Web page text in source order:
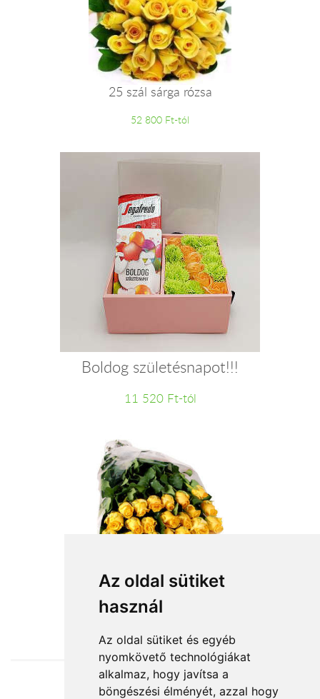
Az oldal sütiket
használ
Az oldal sütiket és egyéb
nyomkövető technológiákat
alkalmaz, hogy javítsa a
böngészési élményét, azzal hogy
25 szál sárga rózsa
52 800 Ft-tól
Boldog születésnapot!!!
11 520 Ft-tól
20 szál sárga rózsa kötegben
44 000 Ft-tól